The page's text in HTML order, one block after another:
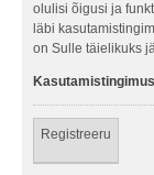
olulisi õigusi ja
läbi
on Sulle täielikuks
Registreeru